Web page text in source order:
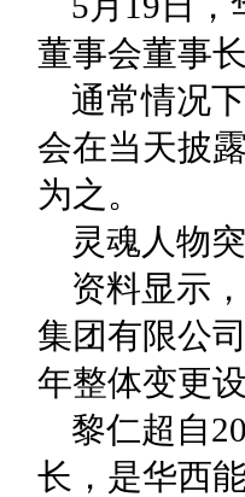
董事会董事
通常情况
会在当天披
为之。
灵魂人物
资料显示
集团有限公
年整体变更
黎仁超自
长，是华西